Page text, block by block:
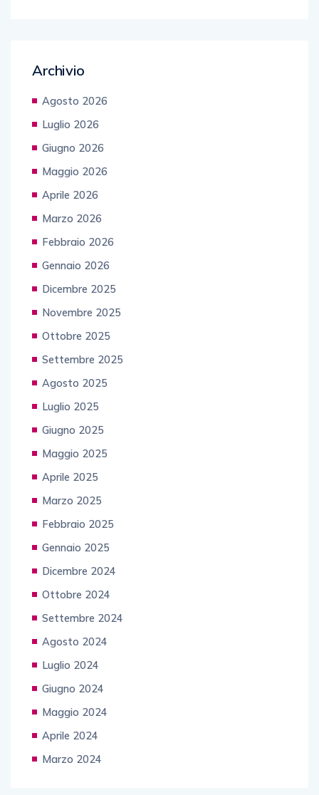
Archivio
Agosto 2026
Luglio 2026
Giugno 2026
Maggio 2026
Aprile 2026
Marzo 2026
Febbraio 2026
Gennaio 2026
Dicembre 2025
Novembre 2025
Ottobre 2025
Settembre 2025
Agosto 2025
Luglio 2025
Giugno 2025
Maggio 2025
Aprile 2025
Marzo 2025
Febbraio 2025
Gennaio 2025
Dicembre 2024
Ottobre 2024
Settembre 2024
Agosto 2024
Luglio 2024
Giugno 2024
Maggio 2024
Aprile 2024
Marzo 2024